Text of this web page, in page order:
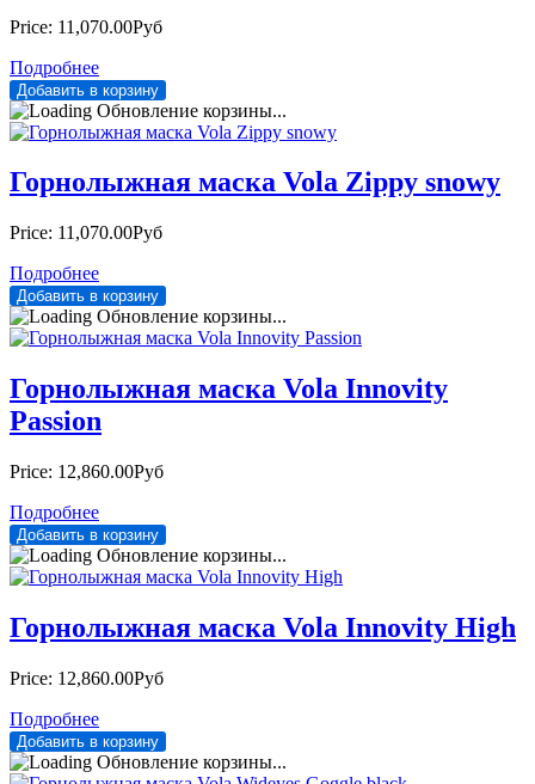
Price: 11,070.00Руб
Подробнее
Обновление корзины...
Горнолыжная маска Vola Zippy snowy
Price: 11,070.00Руб
Подробнее
Обновление корзины...
Горнолыжная маска Vola Innovity
Passion
Price: 12,860.00Руб
Подробнее
Обновление корзины...
Горнолыжная маска Vola Innovity High
Price: 12,860.00Руб
Подробнее
Обновление корзины...